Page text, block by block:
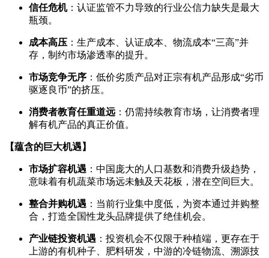
信任危机：认证监管不力导致的行业公信力缺失是最大
瓶颈。
成本高压 ：生产成本、认证成本、物流成本“三高”并
存，制约市场渗透率的提升。
市场竞争无序 ：低价劣质产品对正宗有机产品形成“劣币
驱逐良币”的挤压。
消费者教育任重道远 ：仍需持续教育市场，让消费者理
解有机产品的真正价值。
【蕴含的巨大机遇】
市场扩容机遇 ：中国庞大的人口基数和消费升级趋势，
意味着有机蔬菜市场远未触及天花板，潜在空间巨大。
整合并购机遇 ：当前行业集中度低，为资本通过并购整
合，打造全国性龙头品牌提供了绝佳机会。
产业链投资机遇 ：投资机会不仅限于种植端，更存在于
上游的有机种子、肥料研发，中游的冷链物流、溯源技